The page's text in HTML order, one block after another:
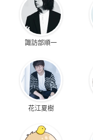
諏訪部順一
花江夏樹